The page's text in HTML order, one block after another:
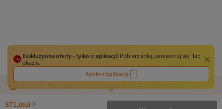
Ekskluzywne oferty – tylko w aplikacji! Pobierz apkę, zarejestruj się i łap
okazje.
Pobierz Aplikację
571,06zł